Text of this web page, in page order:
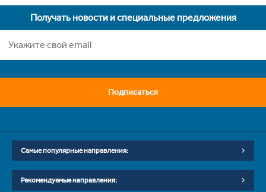
Получать новости и специальные предложения
Подписаться
Самые популярные направления:
Рекомендуемые направления: